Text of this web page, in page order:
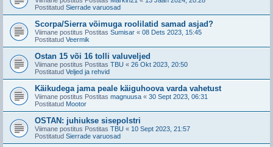
Postitatud Sierrade varuosad
Scorpa/Sierra võimuga roolilatid samad asjad?
Viimane postitus Postitas Sumisar « 08 Dets 2023, 15:45
Postitatud Veermik
Ostan 15 või 16 tolli valuveljed
Viimane postitus Postitas TBU « 26 Okt 2023, 20:50
Postitatud Veljed ja rehvid
Käikudega jama peale käiguhoova varda vahetust
Viimane postitus Postitas magnuusa « 30 Sept 2023, 06:31
Postitatud Mootor
OSTAN: juhiukse sisepolstri
Viimane postitus Postitas TBU « 10 Sept 2023, 21:57
Postitatud Sierrade varuosad